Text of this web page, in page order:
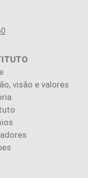
visão e valores